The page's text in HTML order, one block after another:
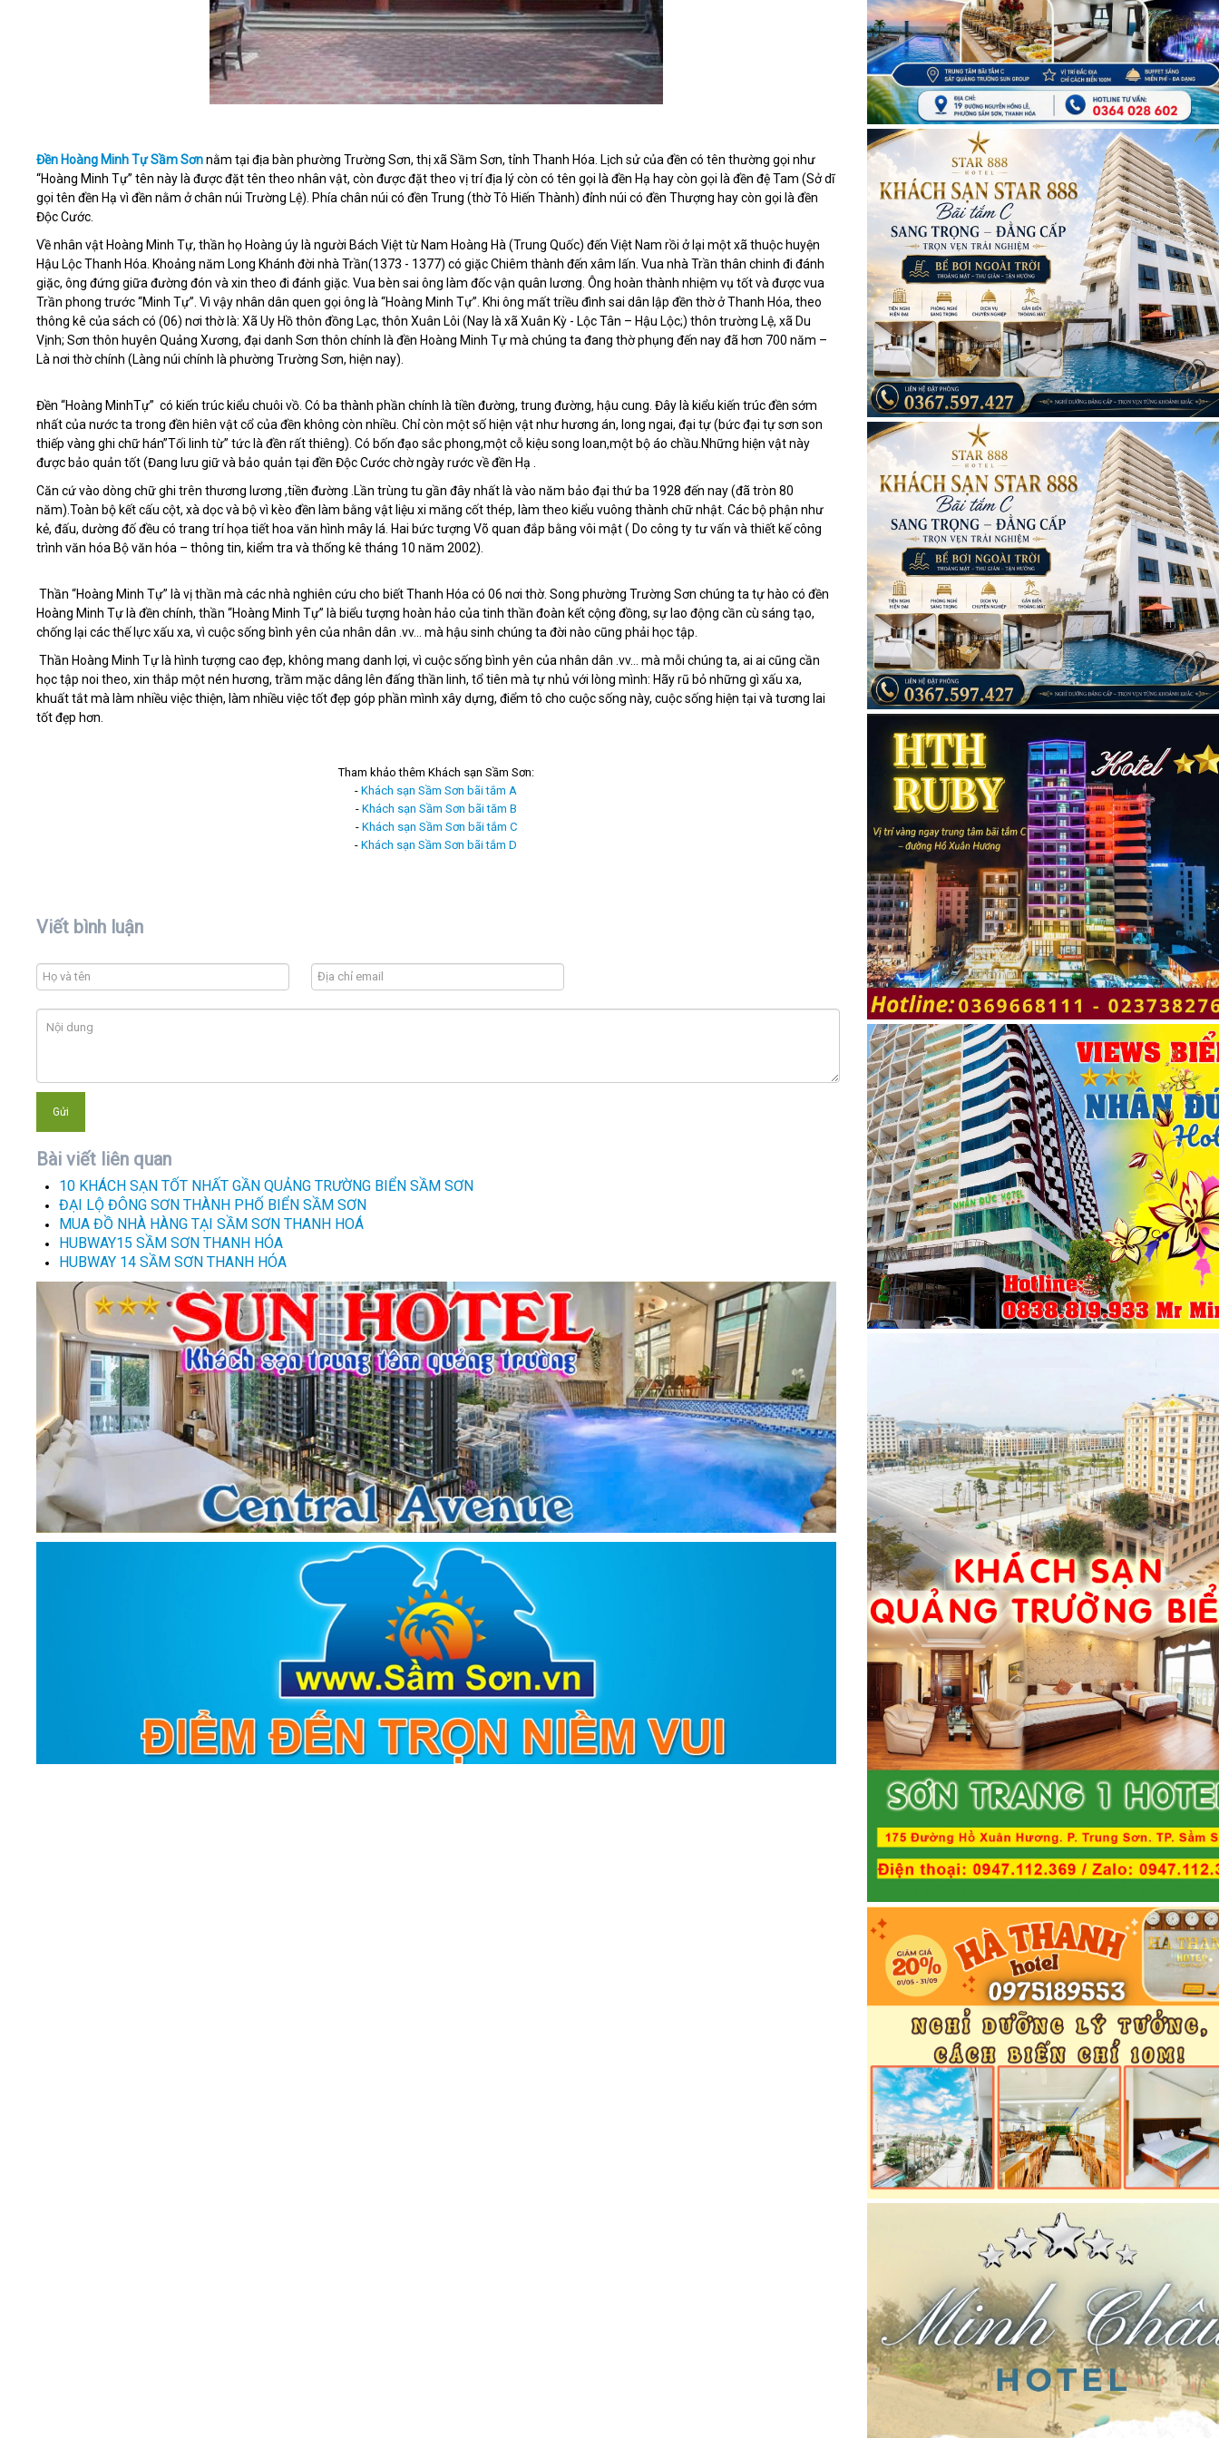
Đền Hoàng Minh Tự Sầm Sơnnằm tại địa bàn phường Trường Sơn, thị xã Sầm Sơn, tỉnh Thanh Hóa. Lịch sử của đền có tên thường gọi như
“Hoàng Minh Tự” tên này là được đặt tên theo nhân vật, còn được đặt theo vị trí địa lý còn có tên gọi là đền Hạ hay còn gọi là đền đệ Tam (Sở dĩ
gọi tên đền Hạ vì đền nằm ở chân núi Trường Lệ). Phía chân núi có đền Trung (thờ Tô Hiến Thành) đỉnh núi có đền Thượng hay còn gọi là đền
Độc Cước.
Về nhân vật Hoàng Minh Tự, thần họ Hoàng úy là người Bách Việt từ Nam Hoàng Hà (Trung Quốc) đến Việt Nam rồi ở lại một xã thuộc huyện
Hậu Lộc Thanh Hóa. Khoảng năm Long Khánh đời nhà Trần(1373 - 1377) có giặc Chiêm thành đến xâm lấn. Vua nhà Trần thân chinh đi đánh
giặc, ông đứng giữa đường đón và xin theo đi đánh giặc. Vua bèn sai ông làm đốc vận quân lương. Ông hoàn thành nhiệm vụ tốt và được vua
Trần phong trước “Minh Tự”. Vì vậy nhân dân quen gọi ông là “Hoàng Minh Tự”. Khi ông mất triều đình sai dân lập đền thờ ở Thanh Hóa, theo
thông kê của sách có (06) nơi thờ là: Xã Uy Hồ thôn đồng Lạc, thôn Xuân Lôi (Nay là xã Xuân Kỳ - Lộc Tân – Hậu Lộc;) thôn trường Lệ, xã Du
Vịnh; Sơn thôn huyên Quảng Xương, đại danh Sơn thôn chính là đền Hoàng Minh Tự mà chúng ta đang thờ phụng đến nay đã hơn 700 năm –
Là nơi thờ chính (Làng núi chính là phường Trường Sơn, hiện nay).
Đền “Hoàng MinhTự” có kiến trúc kiểu chuôi vồ. Có ba thành phần chính là tiền đường, trung đường, hậu cung. Đây là kiểu kiến trúc đền sớm
nhất của nước ta trong đền hiên vật cổ của đền không còn nhiều. Chỉ còn một số hiện vật như hương án, long ngai, đại tự (bức đại tự sơn son
thiếp vàng ghi chữ hán”Tối linh từ” tức là đền rất thiêng). Có bốn đạo sắc phong,một cỗ kiệu song loan,một bộ áo chầu.Những hiện vật này
được bảo quản tốt (Đang lưu giữ và bảo quản tại đền Độc Cước chờ ngày rước về đền Hạ .
Căn cứ vào dòng chữ ghi trên thương lương ,tiền đường .Lần trùng tu gần đây nhất là vào năm bảo đại thứ ba 1928 đến nay (đã tròn 80
năm).Toàn bộ kết cấu cột, xà dọc và bộ vì kèo đền làm bằng vật liệu xi măng cốt thép, làm theo kiểu vuông thành chữ nhật. Các bộ phận như
kẻ, đấu, dường đố đều có trang trí họa tiết hoa văn hình mây lá. Hai bức tượng Võ quan đắp bằng vôi mật ( Do công ty tư vấn và thiết kế công
trình văn hóa Bộ văn hóa – thông tin, kiểm tra và thống kê tháng 10 năm 2002).
Thần “Hoàng Minh Tự” là vị thần mà các nhà nghiên cứu cho biết Thanh Hóa có 06 nơi thờ. Song phường Trường Sơn chúng ta tự hào có đền
Hoàng Minh Tự là đền chính, thần “Hoàng Minh Tự” là biểu tượng hoàn hảo của tinh thần đoàn kết cộng đồng, sự lao động cần cù sáng tạo,
chống lại các thế lực xấu xa, vì cuộc sống bình yên của nhân dân .vv… mà hậu sinh chúng ta đời nào cũng phải học tập.
Thần Hoàng Minh Tự là hình tượng cao đẹp, không mang danh lợi, vì cuộc sống bình yên của nhân dân .vv… mà mỗi chúng ta, ai ai cũng cần
học tập noi theo, xin thắp một nén hương, trầm mặc dâng lên đấng thần linh, tổ tiên mà tự nhủ với lòng mình: Hãy rũ bỏ những gì xấu xa,
khuất tắt mà làm nhiều việc thiện, làm nhiều việc tốt đẹp góp phần mình xây dựng, điểm tô cho cuộc sống này, cuộc sống hiện tại và tương lai
tốt đẹp hơn.
Tham khảo thêm Khách sạn Sầm Sơn:
-Khách sạn Sầm Sơn bãi tắm A
- Khách sạn Sầm Sơn bãi tăm B
- Khách sạn Sầm Sơn bãi tắm C
-Khách sạn Sầm Sơn bãi tắm D
Viết bình luận
Bài viết liên quan
10 KHÁCH SẠN TỐT NHẤT GẦN QUẢNG TRƯỜNG BIỂN SẦM SƠN
ĐẠI LỘ ĐÔNG SƠN THÀNH PHỐ BIỂN SẦM SƠN
MUA ĐỒ NHÀ HÀNG TẠI SẦM SƠN THANH HOÁ
HUBWAY15 SẦM SƠN THANH HÓA
HUBWAY 14 SẦM SƠN THANH HÓA